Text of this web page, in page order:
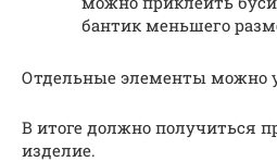
бантик меньшего
Отдельные элементы можно
В итоге должно получиться
изделие.